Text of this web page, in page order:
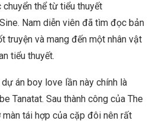
thể từ tiểu thuyết
Nam diễn viên đã tìm đọc bản
truyện và mang đến một nhân vật
tiểu thuyết.
án boy love lần này chính là
Tanatat. Sau thành công của The
tái hợp của cặp đôi nên rất